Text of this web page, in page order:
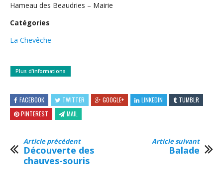
Hameau des Beaudries – Mairie
Catégories
La Chevêche
Plus d’informations
FACEBOOK TWITTER GOOGLE+ LINKEDIN
TUMBLR
PINTEREST
MAIL
Article précédent
Découverte des
chauves-souris
Article suivant
Balade